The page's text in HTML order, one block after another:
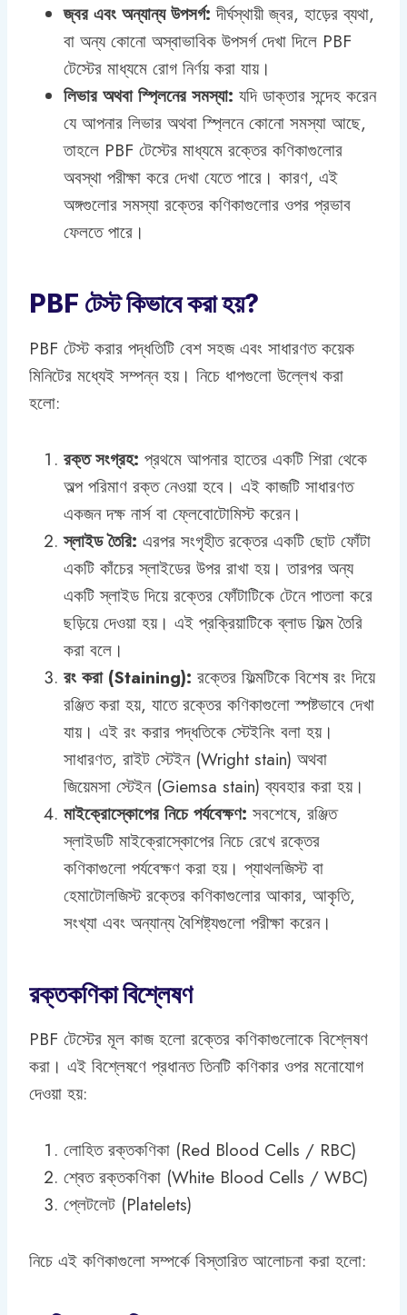
জ্বর এবং অন্যান্য উপসর্গ: দীর্ঘস্থায়ী জ্বর, হাড়ের ব্যথা,
বা অন্য কোনো অস্বাভাবিক উপসর্গ দেখা দিলে PBF
টেস্টের মাধ্যমে রোগ নির্ণয় করা যায়।
লিভার অথবা স্প্লিনের সমস্যা: যদি ডাক্তার সন্দেহ করেন
যে আপনার লিভার অথবা স্প্লিনে কোনো সমস্যা আছে,
তাহলে PBF টেস্টের মাধ্যমে রক্তের কণিকাগুলোর
অবস্থা পরীক্ষা করে দেখা যেতে পারে। কারণ, এই
অঙ্গগুলোর সমস্যা রক্তের কণিকাগুলোর ওপর প্রভাব
ফেলতে পারে।
PBF টেস্ট কিভাবে করা হয়?
PBF টেস্ট করার পদ্ধতিটি বেশ সহজ এবং সাধারণত কয়েক
মিনিটের মধ্যেই সম্পন্ন হয়। নিচে ধাপগুলো উল্লেখ করা
হলো:
রক্ত সংগ্রহ: প্রথমে আপনার হাতের একটি শিরা থেকে
অল্প পরিমাণ রক্ত নেওয়া হবে। এই কাজটি সাধারণত
একজন দক্ষ নার্স বা ফ্লেবোটোমিস্ট করেন।
স্লাইড তৈরি: এরপর সংগৃহীত রক্তের একটি ছোট ফোঁটা
একটি কাঁচের স্লাইডের উপর রাখা হয়। তারপর অন্য
একটি স্লাইড দিয়ে রক্তের ফোঁটাটিকে টেনে পাতলা করে
ছড়িয়ে দেওয়া হয়। এই প্রক্রিয়াটিকে ব্লাড ফিল্ম তৈরি
করা বলে।
রং করা (Staining): রক্তের ফিল্মটিকে বিশেষ রং দিয়ে
রঞ্জিত করা হয়, যাতে রক্তের কণিকাগুলো স্পষ্টভাবে দেখা
যায়। এই রং করার পদ্ধতিকে স্টেইনিং বলা হয়।
সাধারণত, রাইট স্টেইন (Wright stain) অথবা
জিয়েমসা স্টেইন (Giemsa stain) ব্যবহার করা হয়।
মাইক্রোস্কোপের নিচে পর্যবেক্ষণ: সবশেষে, রঞ্জিত
স্লাইডটি মাইক্রোস্কোপের নিচে রেখে রক্তের
কণিকাগুলো পর্যবেক্ষণ করা হয়। প্যাথলজিস্ট বা
হেমাটোলজিস্ট রক্তের কণিকাগুলোর আকার, আকৃতি,
সংখ্যা এবং অন্যান্য বৈশিষ্ট্যগুলো পরীক্ষা করেন।
রক্তকণিকা বিশ্লেষণ
PBF টেস্টের মূল কাজ হলো রক্তের কণিকাগুলোকে বিশ্লেষণ
করা। এই বিশ্লেষণে প্রধানত তিনটি কণিকার ওপর মনোযোগ
দেওয়া হয়:
লোহিত রক্তকণিকা (Red Blood Cells / RBC)
শ্বেত রক্তকণিকা (White Blood Cells / WBC)
প্লেটলেট (Platelets)
নিচে এই কণিকাগুলো সম্পর্কে বিস্তারিত আলোচনা করা হলো: